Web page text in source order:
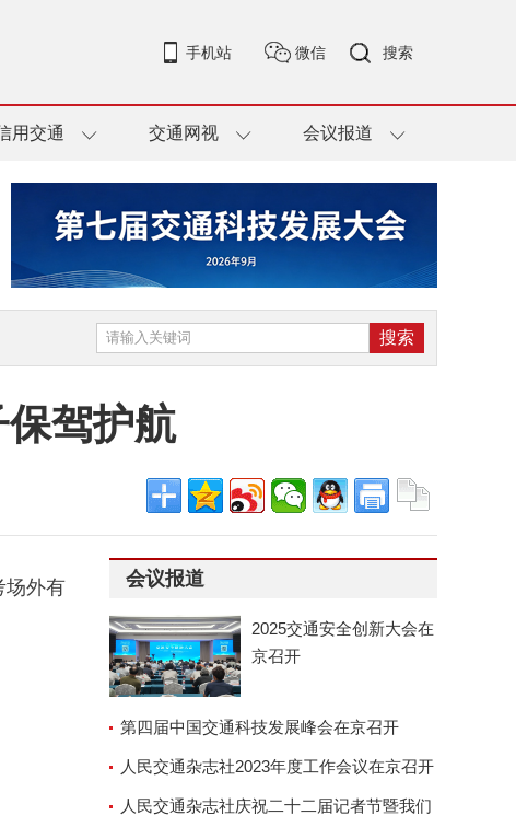
手机站 微信 搜索
用交通 交通网视 会议报道
驾护航
场外有
会议报道
2025交通安全创新大会在
京召开
第四届中国交通科技发展峰会在京召开
人民交通杂志社2023年度工作会议在京召开
人民交通杂志社庆祝二十二届记者节暨我们